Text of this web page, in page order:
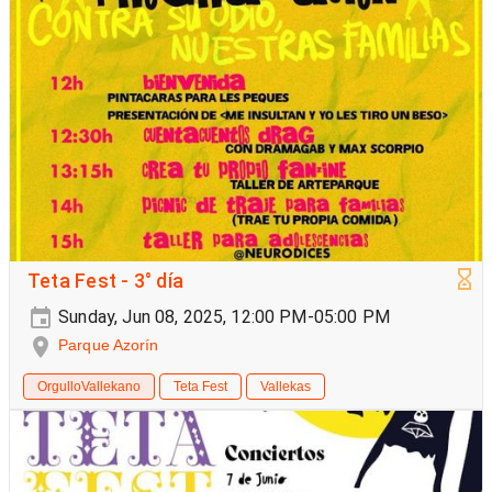
Teta Fest - 3° día
Sunday, Jun 08, 2025, 12:00 PM-05:00 PM
Parque Azorín
OrgulloVallekano Teta Fest Vallekas